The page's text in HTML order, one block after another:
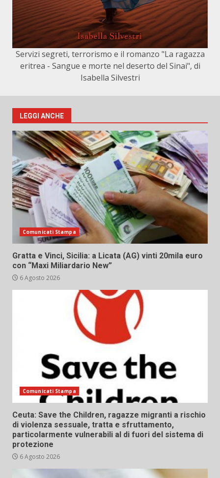
Servizi segreti, terrorismo e il romanzo "La ragazza
eritrea - Sangue e morte nel deserto del Sinai", di
Isabella Silvestri
LEGGI ANCHE
Comunicati Stampa
Gratta e Vinci, Sicilia: a Licata (AG) vinti 20mila euro
con “Maxi Miliardario New”
6 Agosto 2026
Comunicati Stampa
Ceuta: Save the Children, ragazze migranti a rischio
di violenza sessuale, tratta e sfruttamento,
particolarmente vulnerabili al di fuori del sistema di
protezione
6 Agosto 2026